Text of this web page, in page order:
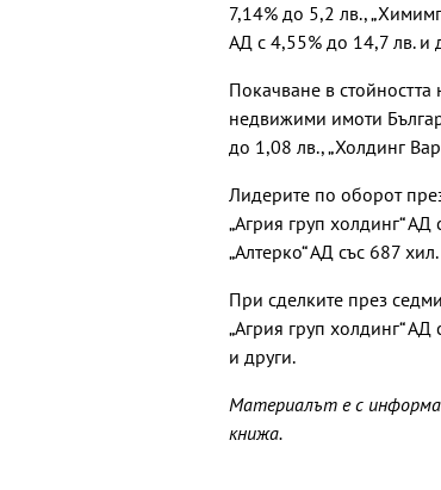
7,14% до 5,2 лв.,
АД с 4,55% до 14,7 лв. и
Покачване в
недвижими имоти
до 1,08 лв., „Холдинг
Лидерите по оборот
„Агрия груп холдинг“
„Алтерко“ АД със 687
При сделките през
„Агрия груп холдинг“
и други.
Материалът е с
книжа.